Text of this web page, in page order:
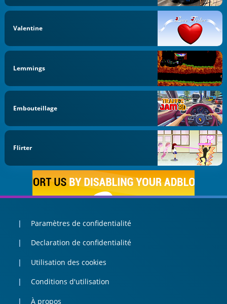
Valentine
Lemmings
Embouteillage
Flirter
Paramètres de confidentialité
Declaration de confidentialité
Utilisation des cookies
Conditions d'utilisation
À propos